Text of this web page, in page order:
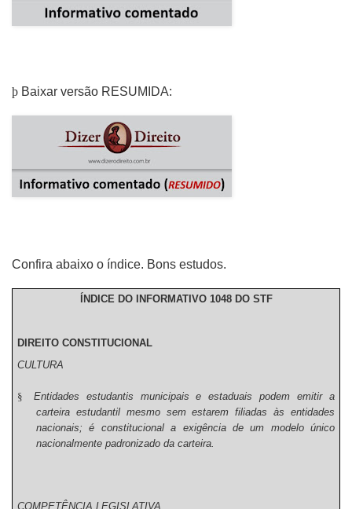
þ Baixar versão RESUMIDA:
Confira abaixo o índice. Bons estudos.
ÍNDICE DO INFORMATIVO 1048 DO STF
DIREITO CONSTITUCIONAL
CULTURA
§
Entidades estudantis municipais e estaduais podem emitir a
carteira estudantil mesmo sem estarem filiadas às entidades
nacionais; é constitucional a exigência de um modelo único
nacionalmente padronizado da carteira.
COMPETÊNCIA LEGISLATIVA